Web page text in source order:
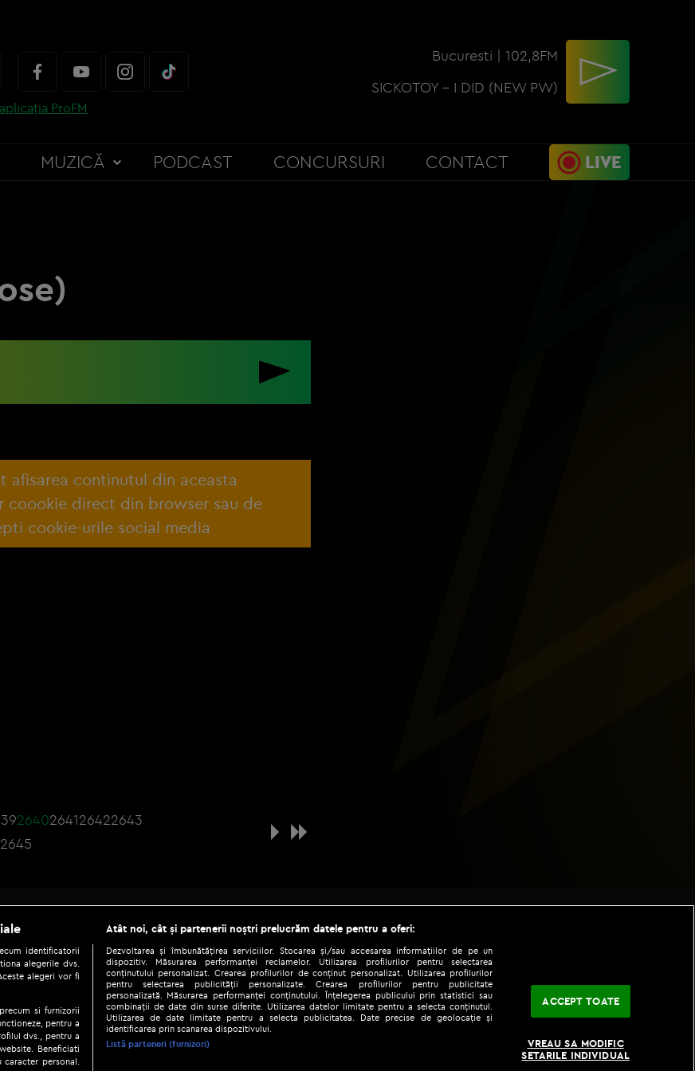
ProFM
Bucuresti | 102,8FM
SICKOTOY - I DID (NEW PW)
MUZICĂ PODCAST CONCURSURI CONTACT LIVE
afisarea continutul din aceasta
coookie direct din browser sau de
cookie-urile social media
2640264126422643
2645
social
Copyright © 2026 / DIGI ROMANIA S.A.
și condiții|Politica de confidențialitate|
identificatorii
alegerile dvs.
alegeri vor fi
si furnizorii
pentru a
dvs., pentru a
Beneficiati
caracter personal.
Atât noi, cât și partenerii noștri prelucrăm datele pentru a oferi:
Dezvoltarea și îmbunătățirea serviciilor. Stocarea și/sau accesarea informațiilor de pe un
dispozitiv. Măsurarea performanței reclamelor. Utilizarea profilurilor pentru selectarea
conținutului personalizat. Crearea profilurilor de conținut personalizat. Utilizarea profilurilor
pentru selectarea publicității personalizate. Crearea profilurilor pentru publicitate
personalizată. Măsurarea performanței conținutului. Înțelegerea publicului prin statistici sau
combinații de date din surse diferite. Utilizarea datelor limitate pentru a selecta conținutul.
Utilizarea de date limitate pentru a selecta publicitatea. Date precise de geolocație și
identificarea prin scanarea dispozitivului.
Listă parteneri (furnizori)
ACCEPT TOATE
VREAU SA MODIFIC
SETARILE INDIVIDUAL